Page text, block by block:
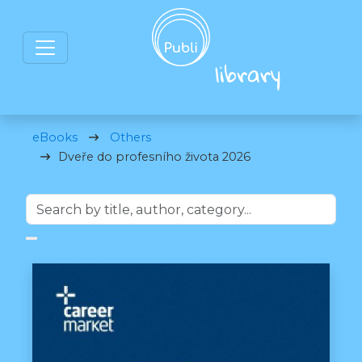
eBooks
Others
Dveře do profesního života 2026